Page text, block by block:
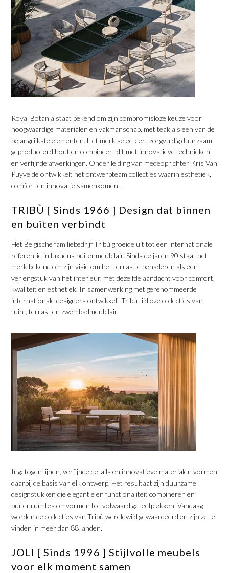
​Royal Botania staat bekend om zijn compromisloze keuze voor
hoogwaardige materialen en vakmanschap, met teak als een van de
belangrijkste elementen. Het merk selecteert zorgvuldig duurzaam
geproduceerd hout en combineert dit met innovatieve technieken
en verfijnde afwerkingen. Onder leiding van medeoprichter Kris Van
Puyvelde ontwikkelt het ontwerpteam collecties waarin esthetiek,
comfort en innovatie samenkomen.
​TRIBÙ [ Sinds 1966 ] Design dat binnen
en buiten verbindt
​Het Belgische familiebedrijf Tribù groeide uit tot een internationale
referentie in luxueus buitenmeubilair. Sinds de jaren 90 staat het
merk bekend om zijn visie om het terras te benaderen als een
verlengstuk van het interieur, met dezelfde aandacht voor comfort,
kwaliteit en esthetiek. In samenwerking met gerenommeerde
internationale designers ontwikkelt Tribù tijdloze collecties van
tuin-, terras- en zwembadmeubilair.
​Ingetogen lijnen, verfijnde details en innovatieve materialen vormen
daarbij de basis van elk ontwerp. Het resultaat zijn duurzame
designstukken die elegantie en functionaliteit combineren en
buitenruimtes omvormen tot volwaardige leefplekken. Vandaag
worden de collecties van Tribù wereldwijd gewaardeerd en zijn ze te
vinden in meer dan 88 landen.
​JOLI [ Sinds 1996 ] Stijlvolle meubels
voor elk moment samen